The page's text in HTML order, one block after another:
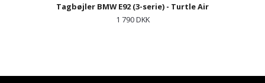
Tagbøjler BMW E92 (3-serie) - Turtle Air
1 790 DKK